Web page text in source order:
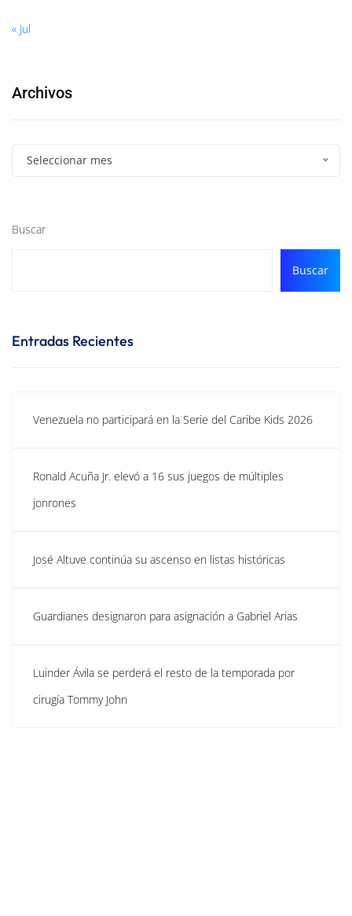
« Jul
Archivos
Seleccionar mes
Buscar
Buscar
Entradas Recientes
Venezuela no participará en la Serie del Caribe Kids 2026
Ronald Acuña Jr. elevó a 16 sus juegos de múltiples
jonrones
José Altuve continúa su ascenso en listas históricas
Guardianes designaron para asignación a Gabriel Arias
Luinder Ávila se perderá el resto de la temporada por
cirugía Tommy John